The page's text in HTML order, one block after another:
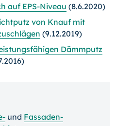
auf EPS-Niveau (8.6.2020)
von Knauf mit
(9.12.2019)
Dämmputz
und Fassaden-